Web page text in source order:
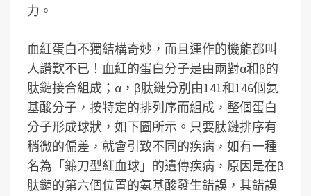
力。
血紅蛋白不獨結構奇妙，而且運作的機能都叫
人讚歎不已！血紅的蛋白分子是由兩對α和β的
肽鏈接合組成；α，β肽鏈分別由141和146個氨
基酸分子，按特定的排列序而組成，整個蛋白
分子形成球狀，如下圖所示。只要肽鏈排序有
稍微的偏差，就會引致不同的疾病，如有一種
名為「鐮刀型紅血球」的遺傳疾病，原因是在β
肽鏈的第六個位置的氨基酸發生錯誤，其錯誤